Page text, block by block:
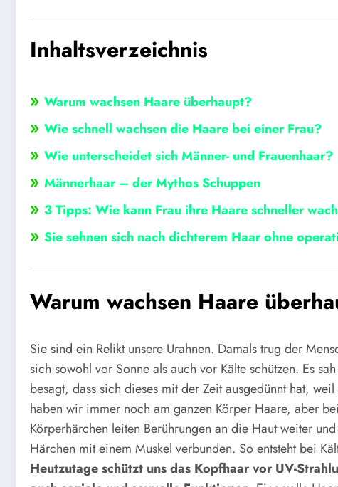
Inhaltsverzeichnis
» Warum wachsen Haare überhaupt?
» Wie schnell wachsen die Haare bei einer Frau?
» Wie unterscheidet sich Männer- und Frauenhaar?
» Männerhaar – der Mythos Schuppen
» 3 Tipps: Wie kann Frau ihre Haare schneller
» Sie sehnen sich nach dichterem Haar ohne
Warum wachsen Haare
Sie sind ein Relikt unsere Urahnen. Damals trug der
sich sowohl vor Sonne als auch vor Kälte schützen. Es
besagt, dass sich dieses mit der Zeit ausgedünnt hat,
haben wir immer noch am ganzen Körper Haare, aber
Körperhärchen leiten Berührungen an die Haut weiter
Härchen mit einem Muskel verbunden. So entsteht bei
Heutzutage schützt uns das Kopfhaar vor UV-